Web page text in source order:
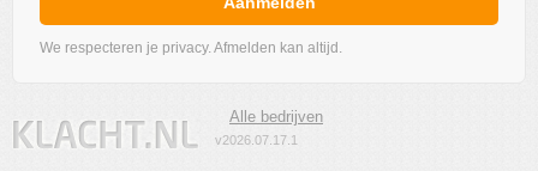
We respecteren je privacy. Afmelden kan altijd.
Alle bedrijven
v2026.07.17.1